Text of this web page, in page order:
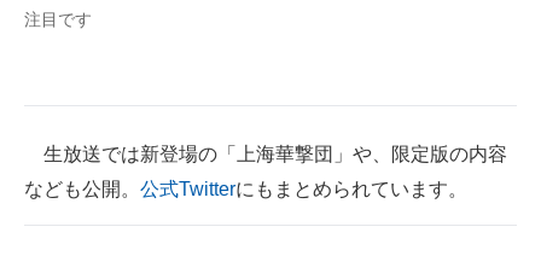
注目です
生放送では新登場の「上海華撃団」や、限定版の内容
なども公開。 公式Twitterにもまとめられています。